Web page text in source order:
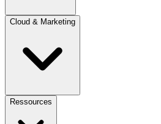
Cloud & Marketing
Ressources